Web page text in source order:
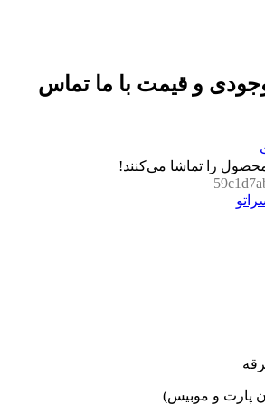
و قیمت با ما تماس
محصول را تماشا می‌کنند!
پارت و موبیس)